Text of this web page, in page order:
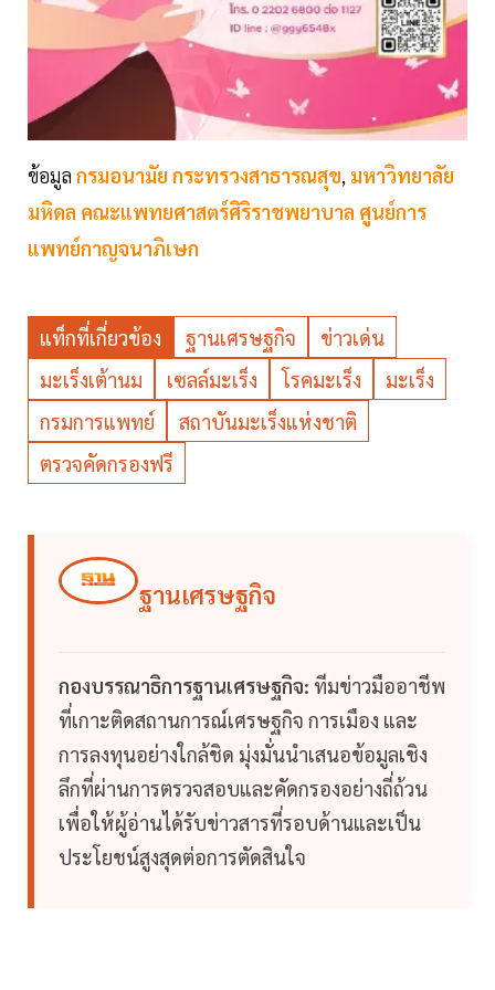
ข้อมูล กรมอนามัย กระทรวงสาธารณสุข, มหาวิทยาลัย
มหิดล คณะแพทยศาสตร์ศิริราชพยาบาล ศูนย์การ
แพทย์กาญจนาภิเษก
แท็กที่เกี่ยวข้อง ฐานเศรษฐกิจ
ข่าวเด่น
มะเร็งเต้านม
เซลล์มะเร็ง โรคมะเร็ง
มะเร็ง
กรมการแพทย์
สถาบันมะเร็งแห่งชาติ
ตรวจคัดกรองฟรี
ฐานเศรษฐกิจ
กองบรรณาธิการฐานเศรษฐกิจ: ทีมข่าวมืออาชีพ
ที่เกาะติดสถานการณ์เศรษฐกิจ การเมือง และ
การลงทุนอย่างใกล้ชิด มุ่งมั่นนำเสนอข้อมูลเชิง
ลึกที่ผ่านการตรวจสอบและคัดกรองอย่างถี่ถ้วน
เพื่อให้ผู้อ่านได้รับข่าวสารที่รอบด้านและเป็น
ประโยชน์สูงสุดต่อการตัดสินใจ